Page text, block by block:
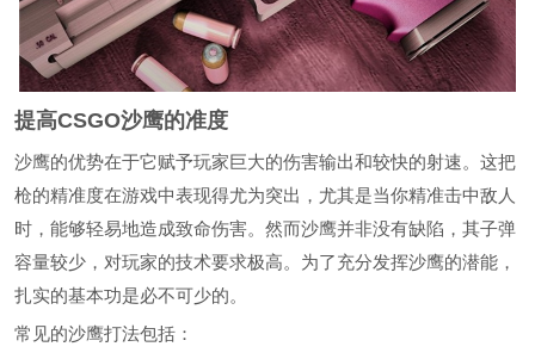
提高CSGO沙鹰的准度
沙鹰的优势在于它赋予玩家巨大的伤害输出和较快的射速。这把
枪的精准度在游戏中表现得尤为突出，尤其是当你精准击中敌人
时，能够轻易地造成致命伤害。然而沙鹰并非没有缺陷，其子弹
容量较少，对玩家的技术要求极高。为了充分发挥沙鹰的潜能，
扎实的基本功是必不可少的。
常见的沙鹰打法包括：